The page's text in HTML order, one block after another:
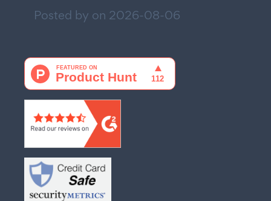
Posted by on 2026-08-06